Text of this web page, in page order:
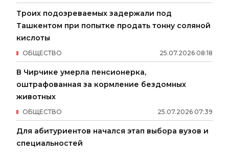
Троих подозреваемых задержали под
Ташкентом при попытке продать тонну соляной
кислоты
25.07.2026 08:18
ОБЩЕСТВО
В Чирчике умерла пенсионерка,
оштрафованная за кормление бездомных
животных
25.07.2026 07:39
ОБЩЕСТВО
Для абитуриентов начался этап выбора вузов и
специальностей